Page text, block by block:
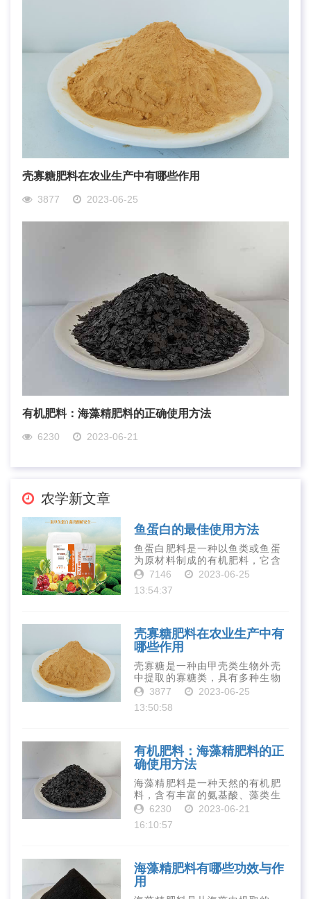
壳寡糖肥料在农业生产中有哪些作用
3877 2023-06-25
有机肥料：海藻精肥料的正确使用方法
6230 2023-06-21
农学新文章
鱼蛋白的最佳使用方法
鱼蛋白肥料是一种以鱼类或鱼蛋
为原材料制成的有机肥料，它含
有丰富的营养物质，如氮、磷、
元素和植物生长因子。这些营养
7146
2023-06-25
13:54:37
壳寡糖肥料在农业生产中有
哪些作用
壳寡糖是一种由甲壳类生物外壳
中提取的寡糖类，具有多种生物
活性和营养价值。在农业生产
是作为一种新型的有机肥料，壳
3877
2023-06-25
13:50:58
有机肥料：海藻精肥料的正
确使用方法
海藻精肥料是一种天然的有机肥
料，含有丰富的氨基酸、藻类生
长素、维生素、微量元素、蛋白
力、促进植物生长、增强植物抗
6230
2023-06-21
16:10:57
海藻精肥料有哪些功效与作
用